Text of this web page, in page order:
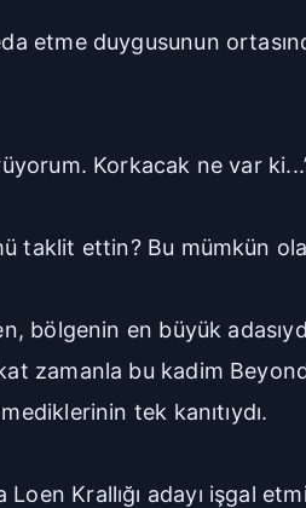
etme duygusunun
Korkacak ne var
taklit ettin? Bu mümkün
bölgenin en büyük
zamanla bu kadim
tek kanıtıydı.
Krallığı adayı işgal